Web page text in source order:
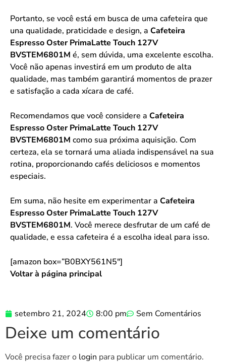
Portanto, se você está em busca de uma cafeteira que
una qualidade, praticidade e design, a Cafeteira
Espresso Oster PrimaLatte Touch 127V
BVSTEM6801M é, sem dúvida, uma excelente escolha.
Você não apenas investirá em um produto de alta
qualidade, mas também garantirá momentos de prazer
e satisfação a cada xícara de café.
Recomendamos que você considere a Cafeteira
Espresso Oster PrimaLatte Touch 127V
BVSTEM6801M como sua próxima aquisição. Com
certeza, ela se tornará uma aliada indispensável na sua
rotina, proporcionando cafés deliciosos e momentos
especiais.
Em suma, não hesite em experimentar a Cafeteira
Espresso Oster PrimaLatte Touch 127V
BVSTEM6801M. Você merece desfrutar de um café de
qualidade, e essa cafeteira é a escolha ideal para isso.
[amazon box=”B0BXY561N5″]
Voltar à página principal
setembro 21, 2024 8:00 pm Sem Comentários
Deixe um comentário
Você precisa fazer o login para publicar um comentário.